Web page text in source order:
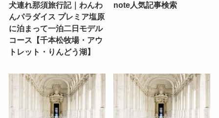
犬連れ那須旅行記｜わんわ
んパラダイス プレミア塩原
に泊まって一泊二日モデル
コース【千本松牧場・アウ
トレット・りんどう湖】
note人気記事検索